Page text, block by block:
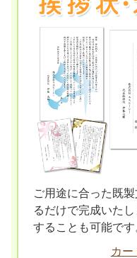
ご用途に合った既
るだけで完成いた
することも可能です
カ